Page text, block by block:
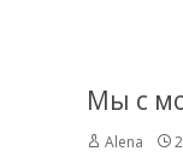
Alena